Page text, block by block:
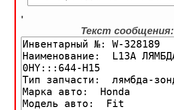
'
Текст сообщения: